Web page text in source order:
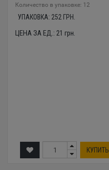
Количество в упаковке: 12
УПАКОВКА: 252 ГРН.
ЦЕНА ЗА ЕД.: 21 грн.
КУПИТЬ